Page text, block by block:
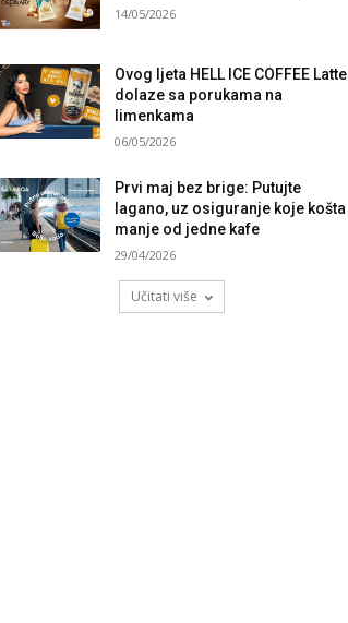
14/05/2026
Ovog ljeta HELL ICE COFFEE Latte
dolaze sa porukama na
limenkama
06/05/2026
Prvi maj bez brige: Putujte
lagano, uz osiguranje koje košta
manje od jedne kafe
29/04/2026
Učitati više